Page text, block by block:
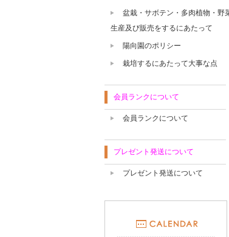
盆栽・サボテン・多肉植物・野
生産及び販売をするにあたって
陽向園のポリシー
栽培するにあたって大事な点
会員ランクについて
会員ランクについて
プレゼント発送について
プレゼント発送について